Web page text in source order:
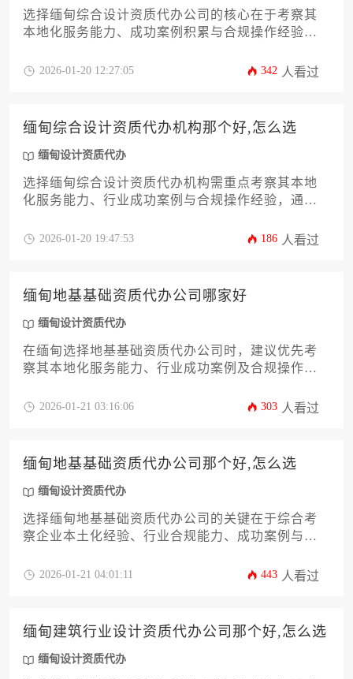
选择缅甸综合设计资质代办公司的核心在于考察其
本地化服务能力、成功案例积累与合规操作经验，
护支持等维度进行综合评估。
2026-01-20 12:27:05 342 人看过
缅甸综合设计资质代办机构那个好,怎么选
缅甸设计资质代办
选择缅甸综合设计资质代办机构需重点考察其本地
化服务能力、行业成功案例与合规操作经验，通过
决策。
2026-01-20 19:47:53 186 人看过
缅甸地基基础资质代办公司哪家好
缅甸设计资质代办
在缅甸选择地基基础资质代办公司时，建议优先考
察其本地化服务能力、行业成功案例及合规操作经
往能提供更可靠的一站式解决方案。
2026-01-21 03:16:06 303 人看过
缅甸地基基础资质代办公司那个好,怎么选
缅甸设计资质代办
选择缅甸地基基础资质代办公司的关键在于综合考
察企业本土化经验、行业合规能力、成功案例与客
靠性的专业合作伙伴。
2026-01-21 04:01:11 443 人看过
缅甸建筑行业设计资质代办公司那个好,怎么选
缅甸设计资质代办